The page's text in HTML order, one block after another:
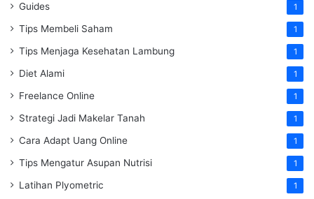
Guides 1
Tips Membeli Saham 1
Tips Menjaga Kesehatan Lambung 1
Diet Alami 1
Freelance Online 1
Strategi Jadi Makelar Tanah 1
Cara Adapt Uang Online 1
Tips Mengatur Asupan Nutrisi 1
Latihan Plyometric 1